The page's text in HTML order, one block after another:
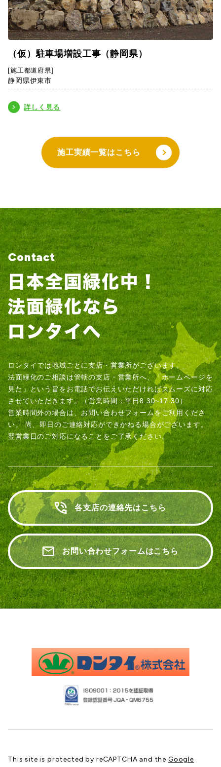
（仮）駐車場増設工事（静岡県）
[施工都道府県]
静岡県伊東市
詳しく見る
施工実績一覧はこちら
Contact
ロンタイでは地域ごとに支店・営業所がございます。
法面緑化のご相談は管轄の支店・営業所へ、「ホームページを
見た」という旨をお電話でお伝えいただければスムーズに対応
させていただきます。（営業時間：平日8:30~17:30）
営業時間外の場合は、お問い合わせフォームをご利用くださ
い。尚、即日のご連絡対応ができかねる場合がございます。
翌営業日のご対応になることをご了承ください。
各支店の連絡先はこちら
お問い合わせフォームはこちら
This site is protected by reCAPTCHA and the Google